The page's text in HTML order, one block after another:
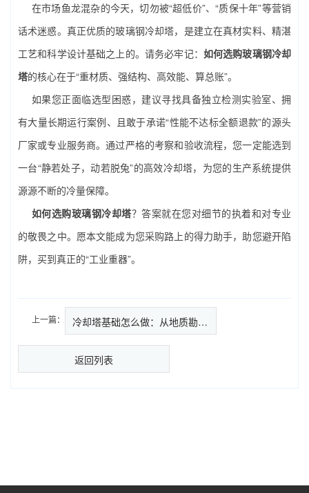
在市场鱼龙混杂的今天，切勿被“超低价”、“质保十年”等营销
话术迷惑。真正优质的玻璃钢冷却塔，是建立在真材实料、精湛
工艺和科学设计基础之上的。请务必牢记： 如何选购玻璃钢冷却
塔的核心在于“重材质、强结构、高效能、算总账”。
如果您正面临选型困惑，建议寻找具备独立检测实验室、拥
有大量长期运行案例、且敢于承诺“性能不达标全额退款”的源头
厂家或专业服务商。通过严格的考察和验收流程，您一定能选到
一台“静若处子，动若脱兔”的高效冷却塔，为您的生产系统提供
源源不断的冷量保障。
如何选购玻璃钢冷却塔？答案就在您对细节的执着和对专业
的敬畏之中。愿本文能成为您采购路上的得力助手，助您避开陷
阱，买到真正的“工业重器”。
上一篇： 冷却塔基础怎么做：从地质勘察到混…
返回列表